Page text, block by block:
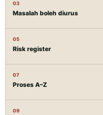
03
Masalah boleh diurus
05
Risk register
07
Proses A–Z
09